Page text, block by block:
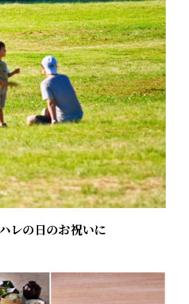
レの日のお祝いに